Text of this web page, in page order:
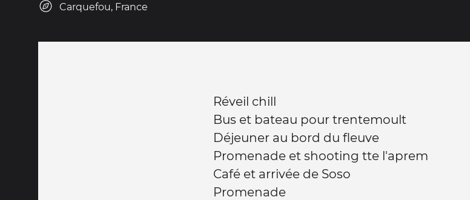
Carquefou, France
Réveil chill
Bus et bateau pour trentemoult
Déjeuner au bord du fleuve
Promenade et shooting tte l'aprem
Café et arrivée de Soso
Promenade